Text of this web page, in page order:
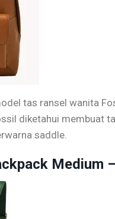
tas ransel wanita
diketahui membuat
saddle.
Medium